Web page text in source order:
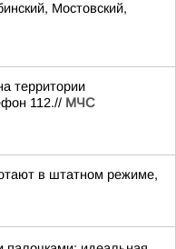
Мостовский,
112.// МЧС
в штатном режиме,